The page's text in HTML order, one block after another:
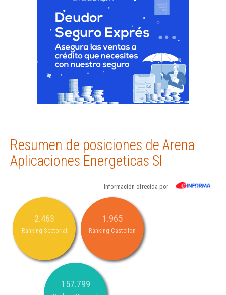
Resumen de posiciones de Arena
Aplicaciones Energeticas Sl
Información ofrecida por
2.463
Ranking Sectorial
1.965
Ranking Castellon
157.799